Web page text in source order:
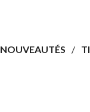
NOUVEAUTÉS